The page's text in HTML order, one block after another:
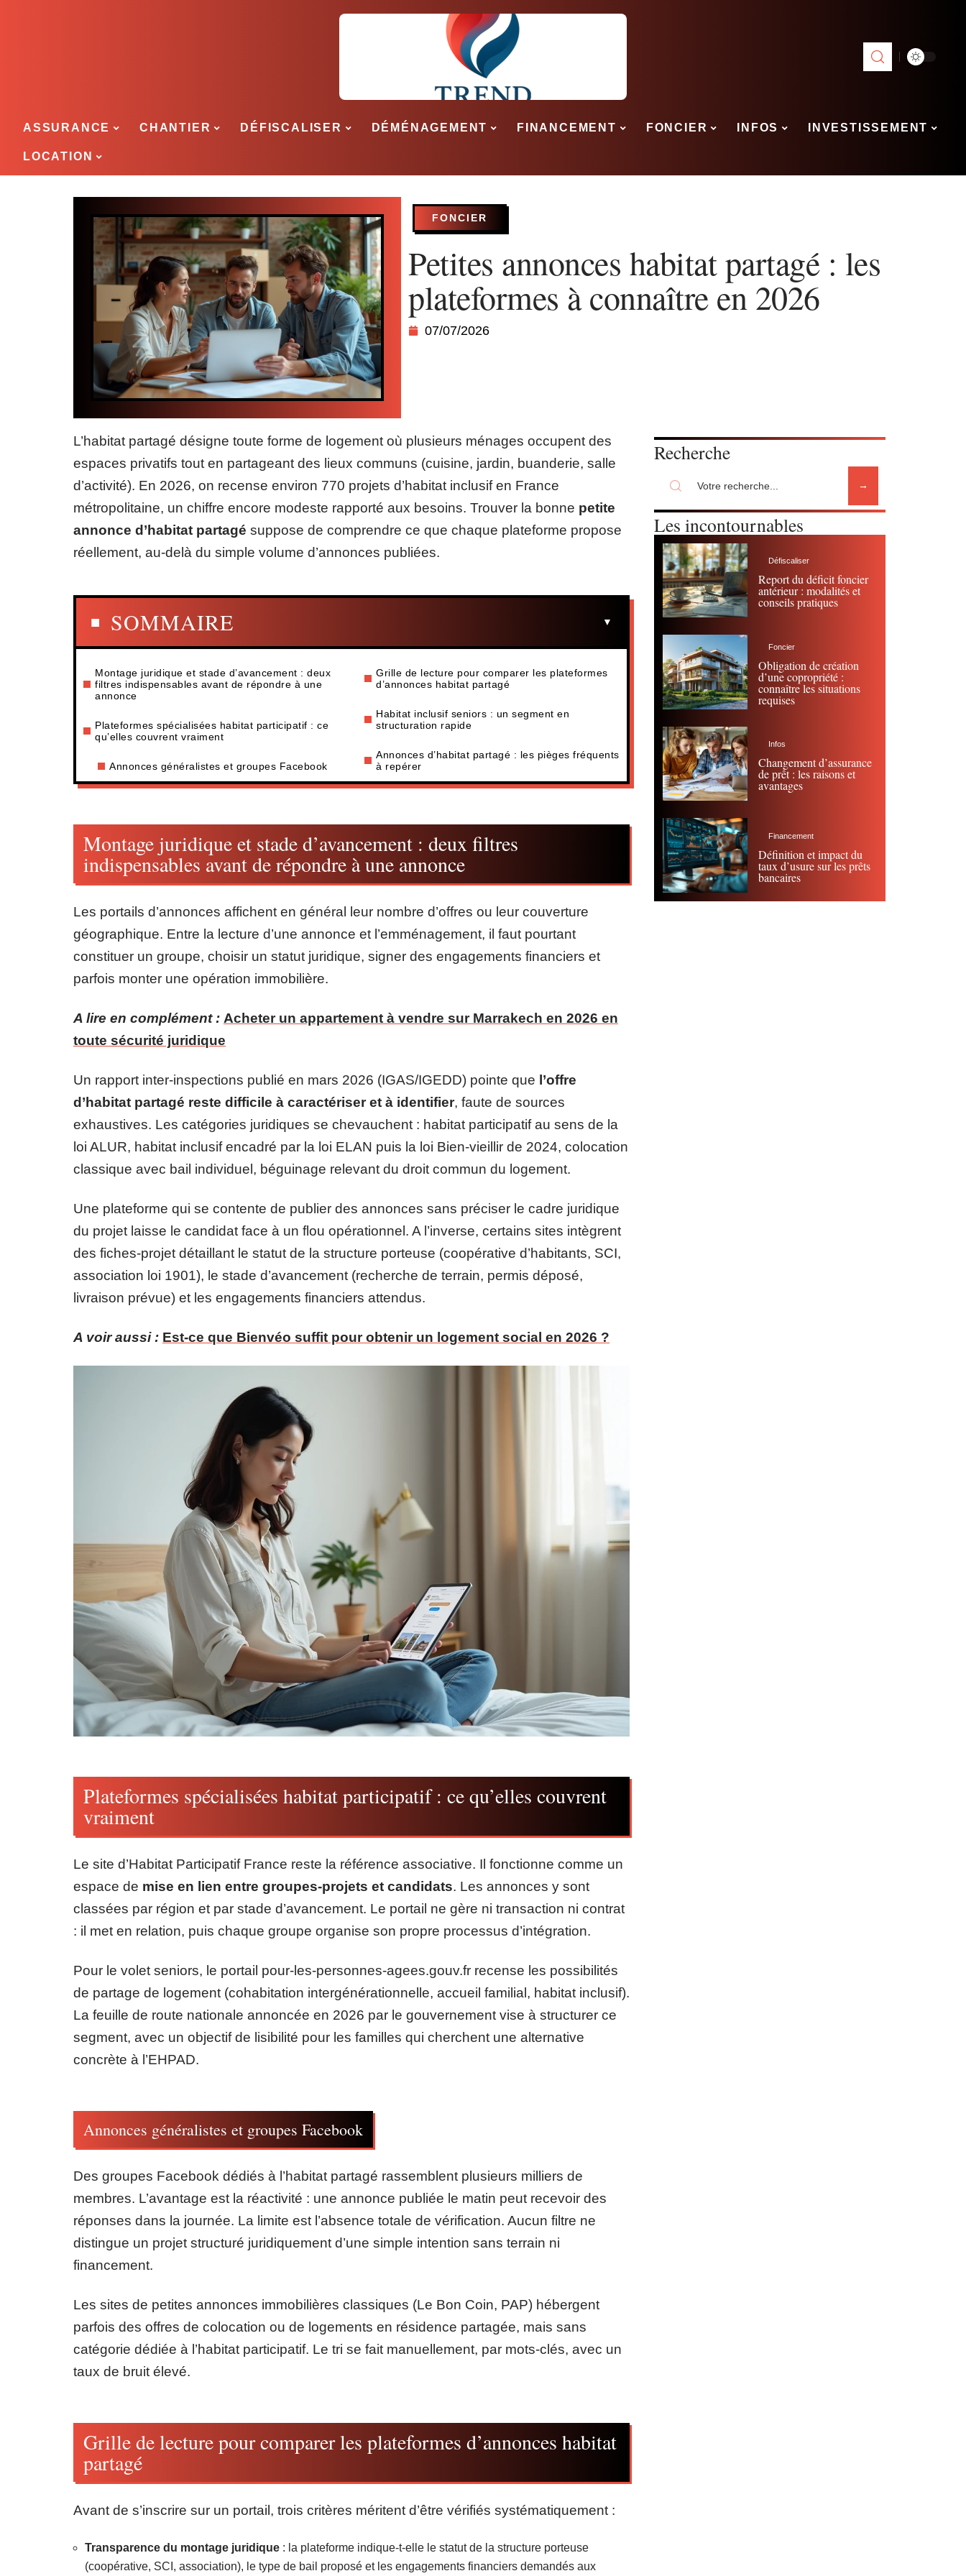
ASSURANCE CHANTIER DÉFISCALISER DÉMÉNAGEMENT FINANCEMENT FONCIER INFOS INVESTISSEMENT
LOCATION
FONCIER
Petites annonces habitat partagé : les
plateformes à connaître en 2026
07/07/2026
L’habitat partagé désigne toute forme de logement où plusieurs ménages occupent des
espaces privatifs tout en partageant des lieux communs (cuisine, jardin, buanderie, salle
d’activité). En 2026, on recense environ 770 projets d’habitat inclusif en France
métropolitaine, un chiffre encore modeste rapporté aux besoins. Trouver la bonne petite
annonce d’habitat partagé suppose de comprendre ce que chaque plateforme propose
réellement, au-delà du simple volume d’annonces publiées.
SOMMAIRE
Montage juridique et stade d’avancement : deux
filtres indispensables avant de répondre à une
annonce
Plateformes spécialisées habitat participatif : ce
qu’elles couvrent vraiment
Annonces généralistes et groupes Facebook
Grille de lecture pour comparer les plateformes
d’annonces habitat partagé
Habitat inclusif seniors : un segment en
structuration rapide
Annonces d’habitat partagé : les pièges fréquents
à repérer
Montage juridique et stade d’avancement : deux filtres
indispensables avant de répondre à une annonce
Les portails d’annonces affichent en général leur nombre d’offres ou leur couverture
géographique. Entre la lecture d’une annonce et l’emménagement, il faut pourtant
constituer un groupe, choisir un statut juridique, signer des engagements financiers et
parfois monter une opération immobilière.
A lire en complément : Acheter un appartement à vendre sur Marrakech en 2026 en
toute sécurité juridique
Un rapport inter-inspections publié en mars 2026 (IGAS/IGEDD) pointe que l’offre
d’habitat partagé reste difficile à caractériser et à identifier, faute de sources
exhaustives. Les catégories juridiques se chevauchent : habitat participatif au sens de la
loi ALUR, habitat inclusif encadré par la loi ELAN puis la loi Bien-vieillir de 2024, colocation
classique avec bail individuel, béguinage relevant du droit commun du logement.
Une plateforme qui se contente de publier des annonces sans préciser le cadre juridique
du projet laisse le candidat face à un flou opérationnel. A l’inverse, certains sites intègrent
des fiches-projet détaillant le statut de la structure porteuse (coopérative d’habitants, SCI,
association loi 1901), le stade d’avancement (recherche de terrain, permis déposé,
livraison prévue) et les engagements financiers attendus.
A voir aussi : Est-ce que Bienvéo suffit pour obtenir un logement social en 2026 ?
Plateformes spécialisées habitat participatif : ce qu’elles couvrent
vraiment
Le site d’Habitat Participatif France reste la référence associative. Il fonctionne comme un
espace de mise en lien entre groupes-projets et candidats. Les annonces y sont
classées par région et par stade d’avancement. Le portail ne gère ni transaction ni contrat
: il met en relation, puis chaque groupe organise son propre processus d’intégration.
Pour le volet seniors, le portail pour-les-personnes-agees.gouv.fr recense les possibilités
de partage de logement (cohabitation intergénérationnelle, accueil familial, habitat inclusif).
La feuille de route nationale annoncée en 2026 par le gouvernement vise à structurer ce
segment, avec un objectif de lisibilité pour les familles qui cherchent une alternative
concrète à l’EHPAD.
Annonces généralistes et groupes Facebook
Des groupes Facebook dédiés à l’habitat partagé rassemblent plusieurs milliers de
membres. L’avantage est la réactivité : une annonce publiée le matin peut recevoir des
réponses dans la journée. La limite est l’absence totale de vérification. Aucun filtre ne
distingue un projet structuré juridiquement d’une simple intention sans terrain ni
financement.
Les sites de petites annonces immobilières classiques (Le Bon Coin, PAP) hébergent
parfois des offres de colocation ou de logements en résidence partagée, mais sans
catégorie dédiée à l’habitat participatif. Le tri se fait manuellement, par mots-clés, avec un
taux de bruit élevé.
Grille de lecture pour comparer les plateformes d’annonces habitat
partagé
Avant de s’inscrire sur un portail, trois critères méritent d’être vérifiés systématiquement :
Transparence du montage juridique : la plateforme indique-t-elle le statut de la structure porteuse
(coopérative, SCI, association), le type de bail proposé et les engagements financiers demandés aux
Recherche
Les incontournables
Défiscaliser
Report du déficit foncier
antérieur : modalités et
conseils pratiques
Foncier
Obligation de création
d’une copropriété :
connaître les situations
requises
Infos
Changement d’assurance
de prêt : les raisons et
avantages
Financement
Définition et impact du
taux d’usure sur les prêts
bancaires